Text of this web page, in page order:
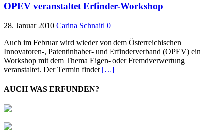
OPEV veranstaltet Erfinder-Workshop
28. Januar 2010 Carina Schnaitl 0
Auch im Februar wird wieder von dem Österreichischen
Innovatoren-, Patentinhaber- und Erfinderverband (OPEV) ein
Workshop mit dem Thema Eigen- oder Fremdverwertung
veranstaltet. Der Termin findet […]
AUCH WAS ERFUNDEN?